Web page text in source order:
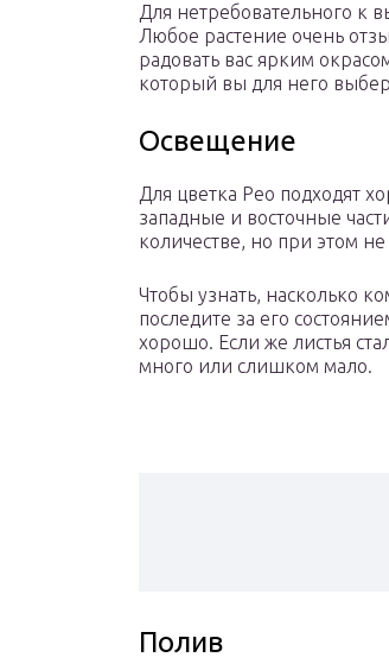
Для нетребовательного к
Любое растение очень
радовать вас ярким
который вы для него
Освещение
Для цветка Рео подходят
западные и восточные
количестве, но при этом
Чтобы узнать, насколько
последите за его
хорошо. Если же листья
много или слишком мало.
Полив